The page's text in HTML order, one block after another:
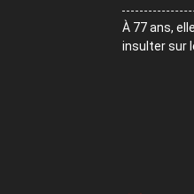
À 77 ans,
insulter sur